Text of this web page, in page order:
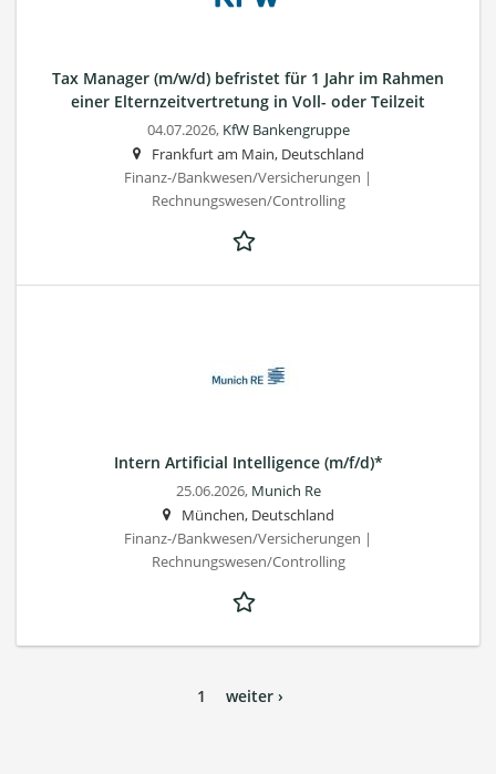
Tax Manager (m/w/d) befristet für 1 Jahr im Rahmen
einer Elternzeitvertretung in Voll- oder Teilzeit
04.07.2026, KfW Bankengruppe
Frankfurt am Main, Deutschland
Finanz-/Bankwesen/Versicherungen |
Rechnungswesen/Controlling
Intern Artificial Intelligence (m/f/d)*
25.06.2026, Munich Re
München, Deutschland
Finanz-/Bankwesen/Versicherungen |
Rechnungswesen/Controlling
1 weiter ›